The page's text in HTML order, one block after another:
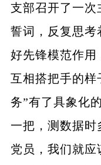
支部召开了一次
誓词，反复思考
好先锋模范作用
互相搭把手的样
务”有了具象化
一把，测数据时
党员，我们就